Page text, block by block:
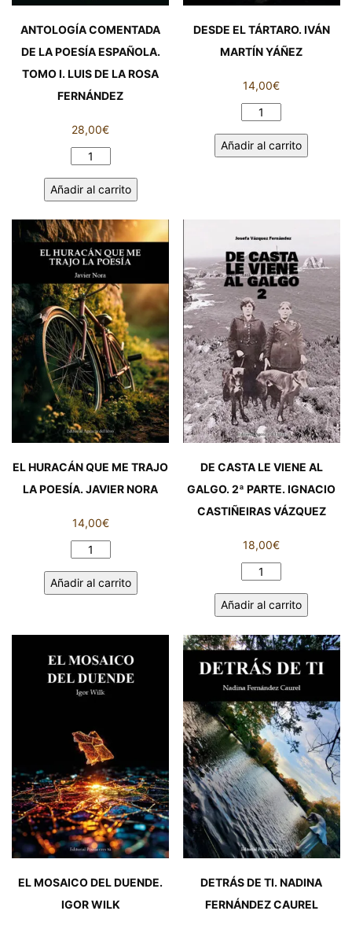
ANTOLOGÍA COMENTADA
DE LA POESÍA ESPAÑOLA.
TOMO I. LUIS DE LA ROSA
FERNÁNDEZ
28,00€
ANTOLOGÍA
DE
POESÍA
ESPAÑOLA.
TOMO
I.
LUIS
DE
LA
ROSA
FERNÁNDEZ
cantidad
Añadir al carrito
DESDE EL TÁRTARO. IVÁN
MARTÍN YÁÑEZ
14,00€
DESDE
TÁRTARO.
Añadir al carrito
EL HURACÁN QUE ME TRAJO
LA POESÍA. JAVIER NORA
14,00€
QUE
POESÍA.
JAVIER
NORA
Añadir al carrito
DE CASTA LE VIENE AL
GALGO. 2ª PARTE. IGNACIO
CASTIÑEIRAS VÁZQUEZ
18,00€
LE
AL
GALGO.
2ª
PARTE.
IGNACIO
CASTIÑEIRAS
VÁZQUEZ
cantidad
Añadir al carrito
EL MOSAICO DEL DUENDE.
IGOR WILK
DETRÁS DE TI. NADINA
FERNÁNDEZ CAUREL